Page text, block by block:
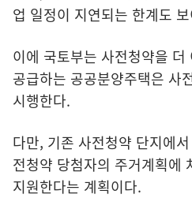
업 일정이 지연되는 한계도
이에 국토부는 사전청약을
공급하는 공공분양주택은 사
시행한다.
다만, 기존 사전청약 단지에
전청약 당첨자의 주거계획에
지원한다는 계획이다.